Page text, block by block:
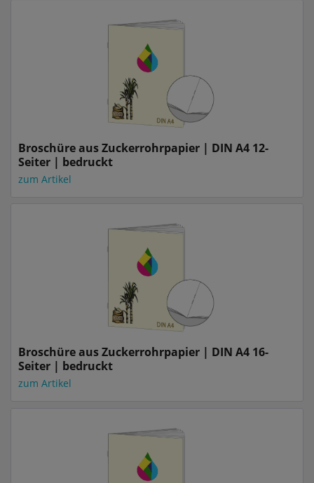
Broschüre aus Zuckerrohrpapier | DIN A4 12-
Seiter | bedruckt
zum Artikel
Broschüre aus Zuckerrohrpapier | DIN A4 16-
Seiter | bedruckt
zum Artikel